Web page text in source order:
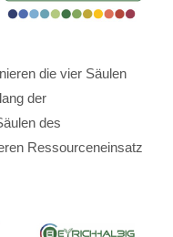
die vier Säulen
der
des
Ressourceneinsatz